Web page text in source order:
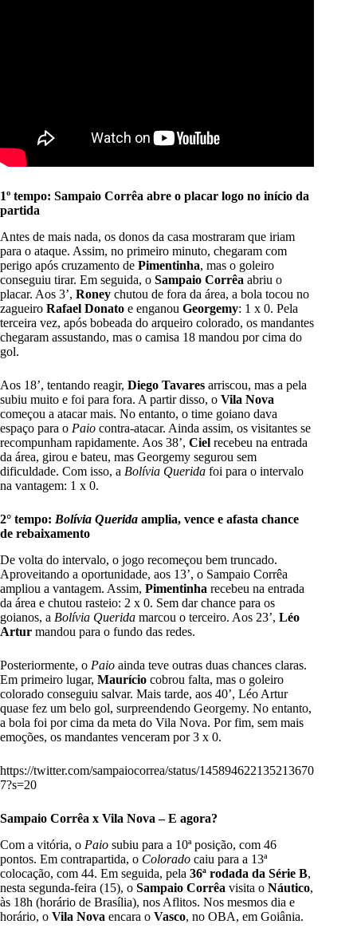
1º tempo: Sampaio Corrêa abre o placar logo no início da
partida
Antes de mais nada, os donos da casa mostraram que iriam
para o ataque. Assim, no primeiro minuto, chegaram com
perigo após cruzamento de Pimentinha, mas o goleiro
conseguiu tirar. Em seguida, o Sampaio Corrêa abriu o
placar. Aos 3’, Roney chutou de fora da área, a bola tocou no
zagueiro Rafael Donato e enganou Georgemy: 1 x 0. Pela
terceira vez, após bobeada do arqueiro colorado, os mandantes
chegaram assustando, mas o camisa 18 mandou por cima do
gol.
Aos 18’, tentando reagir, Diego Tavares arriscou, mas a pela
subiu muito e foi para fora. A partir disso, o Vila Nova
começou a atacar mais. No entanto, o time goiano dava
espaço para o Paio contra-atacar. Ainda assim, os visitantes se
recompunham rapidamente. Aos 38’, Ciel recebeu na entrada
da área, girou e bateu, mas Georgemy segurou sem
dificuldade. Com isso, a Bolívia Querida foi para o intervalo
na vantagem: 1 x 0.
2° tempo: Bolívia Querida amplia, vence e afasta chance
de rebaixamento
De volta do intervalo, o jogo recomeçou bem truncado.
Aproveitando a oportunidade, aos 13’, o Sampaio Corrêa
ampliou a vantagem. Assim, Pimentinha recebeu na entrada
da área e chutou rasteio: 2 x 0. Sem dar chance para os
goianos, a Bolívia Querida marcou o terceiro. Aos 23’, Léo
Artur mandou para o fundo das redes.
Posteriormente, o Paio ainda teve outras duas chances claras.
Em primeiro lugar, Maurício cobrou falta, mas o goleiro
colorado conseguiu salvar. Mais tarde, aos 40’, Léo Artur
quase fez um belo gol, surpreendendo Georgemy. No entanto,
a bola foi por cima da meta do Vila Nova. Por fim, sem mais
emoções, os mandantes venceram por 3 x 0.
https://twitter.com/sampaiocorrea/status/145894622135213670
7?s=20
Sampaio Corrêa x Vila Nova – E agora?
Com a vitória, o Paio subiu para a 10ª posição, com 46
pontos. Em contrapartida, o Colorado caiu para a 13ª
colocação, com 44. Em seguida, pela 36ª rodada da Série B,
nesta segunda-feira (15), o Sampaio Corrêa visita o Náutico,
às 18h (horário de Brasília), nos Aflitos. Nos mesmos dia e
horário, o Vila Nova encara o Vasco, no OBA, em Goiânia.